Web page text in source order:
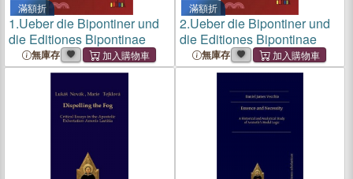
滿額折
1.Ueber die Bipontiner und
die Editiones Bipontinae
無庫存
滿額折
2.Ueber die Bipontiner und
die Editiones Bipontinae
無庫存